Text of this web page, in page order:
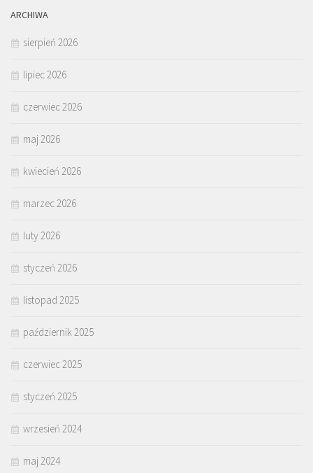
ARCHIWA
sierpień 2026
lipiec 2026
czerwiec 2026
maj 2026
kwiecień 2026
marzec 2026
luty 2026
styczeń 2026
listopad 2025
październik 2025
czerwiec 2025
styczeń 2025
wrzesień 2024
maj 2024